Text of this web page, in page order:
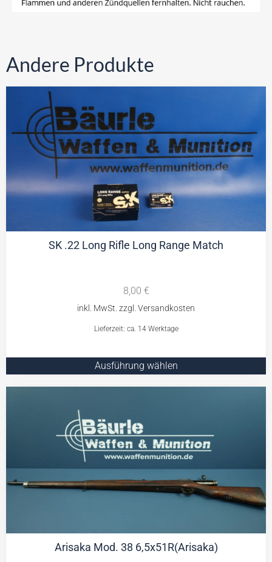
Andere Produkte
SK .22 Long Rifle Long Range Match
8,00 €
Lieferzeit: ca. 14 Werktage
Ausführung wählen
Arisaka Mod. 38 6,5x51R(Arisaka)